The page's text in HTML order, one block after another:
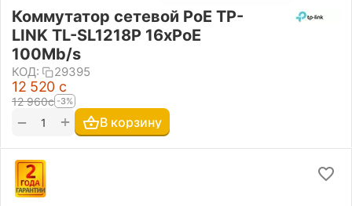
Коммутатор сетевой PoE TP-
LINK TL-SL1218P 16xPoE
100Mb/s
КОД: 29395
12 520 с
12 960с -3%
+
− В корзину